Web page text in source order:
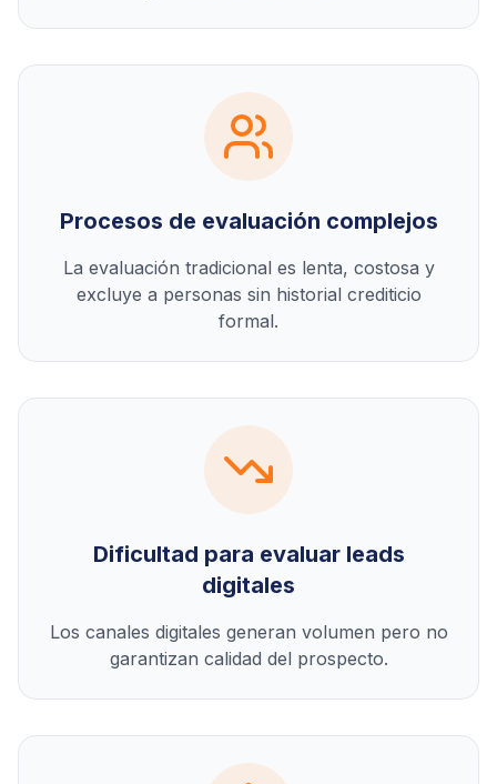
Procesos de evaluación complejos
La evaluación tradicional es lenta, costosa y
excluye a personas sin historial crediticio
formal.
Dificultad para evaluar leads
digitales
Los canales digitales generan volumen pero no
garantizan calidad del prospecto.